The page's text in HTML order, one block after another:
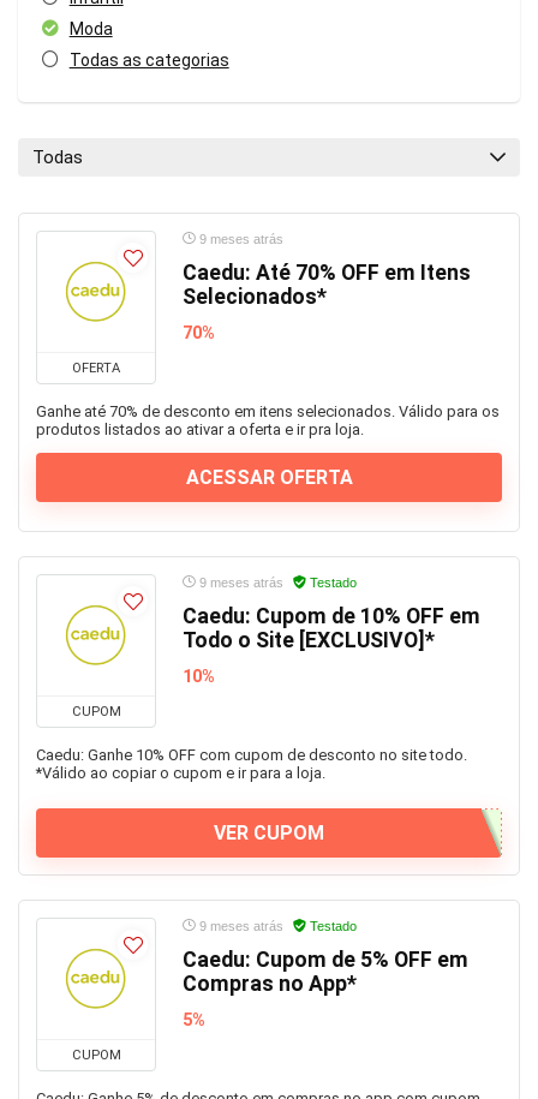
Moda
Todas as categorias
Todas
OFERTA
9 meses atrás
Caedu: Até 70% OFF em Itens
Selecionados*
70%
Ganhe até 70% de desconto em itens selecionados. Válido para os
produtos listados ao ativar a oferta e ir pra loja.
ACESSAR OFERTA
CUPOM
9 meses atrás Testado
Caedu: Cupom de 10% OFF em
Todo o Site [EXCLUSIVO]*
10%
Caedu: Ganhe 10% OFF com cupom de desconto no site todo.
*Válido ao copiar o cupom e ir para a loja.
VER CUPOM
CUPOM
9 meses atrás Testado
Caedu: Cupom de 5% OFF em
Compras no App*
5%